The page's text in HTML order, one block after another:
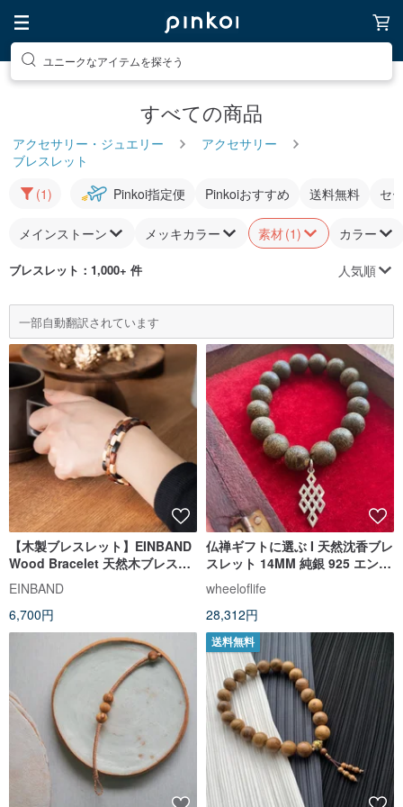
ユニークなアイテムを探そう
すべての商品
アクセサリー・ジュエリー
アクセサリー
ブレスレット
(1)
Pinkoi指定便 Pinkoiおすすめ 送料無料 セ
メインストーン メッキカラー 素材(1) カラー
ブレスレット ：1,000+ 件 人気順
一部自動翻訳されています
【木製ブレスレット】EINBAND
Wood Bracelet 天然木ブレスレ
ット MIX Wood
EINBAND
6,700円
仏禅ギフトに選ぶ I 天然沈香ブレ
スレット 14MM 純銀 925 エンド
レスノットペンダント
wheeloflife
28,312円
送料無料